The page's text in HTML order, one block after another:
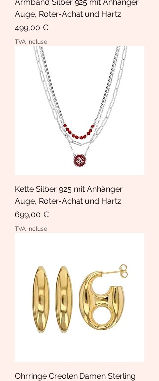
Armband Silber 925 mit Anhänger
Auge, Roter-Achat und Hartz
Prix
499,00 €
TVA Incluse
Kette Silber 925 mit Anhänger
Auge, Roter-Achat und Hartz
Prix
699,00 €
TVA Incluse
Ohrringe Creolen Damen Sterling